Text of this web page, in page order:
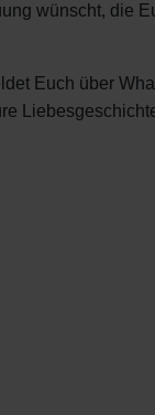
wünscht, die
Euch über